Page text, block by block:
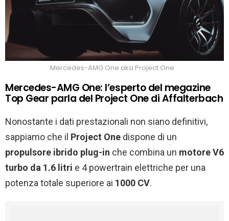
Mercedes-AMG One aka Project One
Mercedes-AMG One: l’esperto del megazine
Top Gear parla del Project One di Affalterbach
Nonostante i dati prestazionali non siano definitivi,
sappiamo che il Project One dispone di un
propulsore ibrido plug-in che combina un motore V6
turbo da 1.6 litri e 4 powertrain elettriche per una
potenza totale superiore ai 1000 CV.